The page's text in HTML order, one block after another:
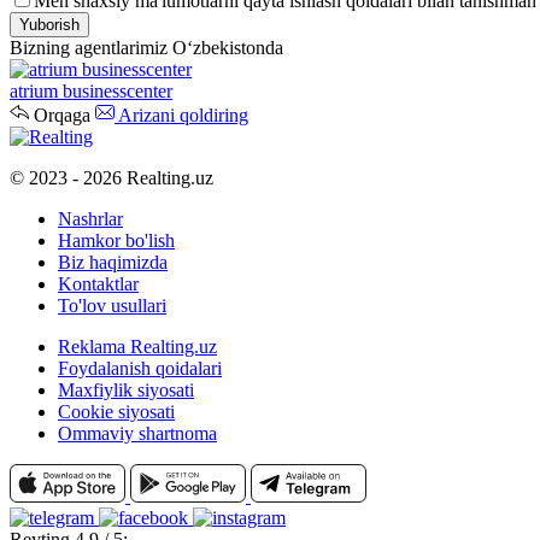
Yuborish
Bizning agentlarimiz O‘zbekistonda
atrium businesscenter
Orqaga
Arizani qoldiring
© 2023 - 2026 Realting.uz
Nashrlar
Hamkor bo'lish
Biz haqimizda
Kontaktlar
To'lov usullari
Reklama Realting.uz
Foydalanish qoidalari
Maxfiylik siyosati
Cookie siyosati
Ommaviy shartnoma